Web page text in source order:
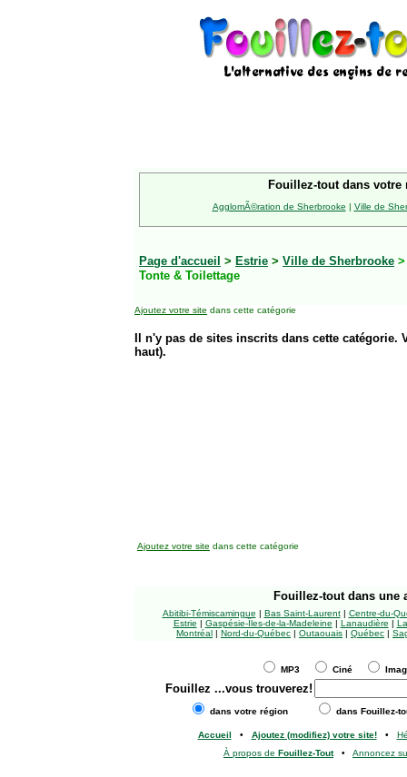
Fouillez-tout dans votre
AgglomÃ©ration de Sherbrooke | Ville de
Page d'accueil > Estrie > Ville de Sherbrooke
Tonte & Toilettage
Ajoutez votre site dans cette catégorie
Il n'y pas de sites inscrits dans cette
haut).
Ajoutez votre site dans cette catégorie
Fouillez-tout dans une
Abitibi-Témiscamingue | Bas Saint-Laurent| Centre-du-
Estrie | Gaspésie-Îles-de-la-Madeleine | Lanaudière |
Montréal | Nord-du-Québec | Outaouais | Québec |
MP3 Ciné
Fouillez ...vous trouverez!
dans votre région dans Fouillez-
Accueil • Ajoutez (modifiez) votre site!•
À propos de Fouillez-Tout• Annoncez